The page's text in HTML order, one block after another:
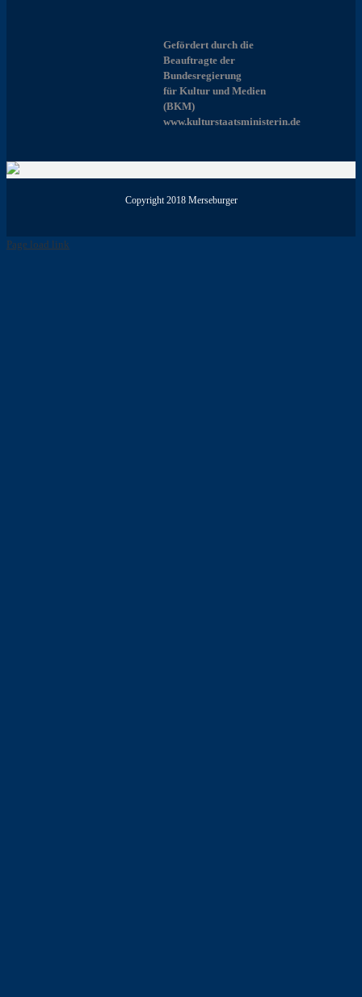
Gefördert durch die
Beauftragte der
Bundesregierung
für Kultur und Medien
(BKM)
www.kulturstaatsministerin.de
Copyright 2018 Merseburger
Page load link